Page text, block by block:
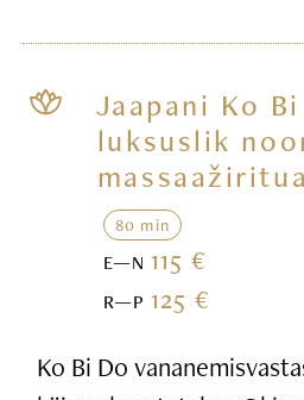
Jaapani Ko
luksuslik
80 min
E—N115 €
R—P125 €
Ko Bi Do